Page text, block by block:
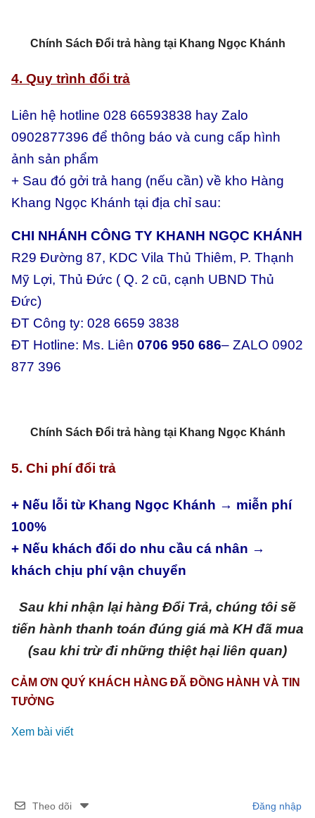
Chính Sách Đổi trả hàng tại Khang Ngọc Khánh
4. Quy trình đổi trả
Liên hệ hotline 028 66593838 hay Zalo
0902877396 để thông báo và cung cấp hình
ảnh sản phẩm
+ Sau đó gởi trả hang (nếu cần) về kho Hàng
Khang Ngọc Khánh tại địa chỉ sau:
CHI NHÁNH CÔNG TY KHANH NGỌC KHÁNH
R29 Đường 87, KDC Vila Thủ Thiêm, P. Thạnh
Mỹ Lợi, Thủ Đức ( Q. 2 cũ, cạnh UBND Thủ
Đức)
ĐT Công ty: 028 6659 3838
ĐT Hotline: Ms. Liên 0706 950 686– ZALO 0902
877 396
Chính Sách Đổi trả hàng tại Khang Ngọc Khánh
5. Chi phí đổi trả
+ Nếu lỗi từ Khang Ngọc Khánh → miễn phí
100%
+ Nếu khách đổi do nhu cầu cá nhân →
khách chịu phí vận chuyển
Sau khi nhận lại hàng Đổi Trả, chúng tôi sẽ
tiến hành thanh toán đúng giá mà KH đã mua
(sau khi trừ đi những thiệt hại liên quan)
CẢM ƠN QUÝ KHÁCH HÀNG ĐÃ ĐỒNG HÀNH VÀ TIN
TƯỞNG
Xem bài viết
Theo dõi Đăng nhập